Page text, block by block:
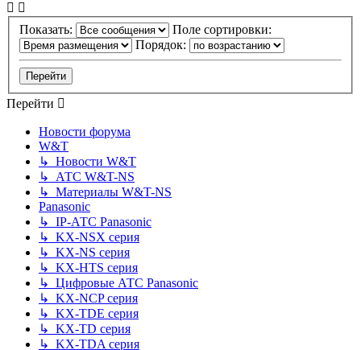
Показать:
Поле сортировки:
Порядок:
Перейти
Новости форума
W&T
↳ Новости W&T
↳ АТС W&T-NS
↳ Материалы W&T-NS
Panasonic
↳ IP-АТС Panasonic
↳ KX-NSX серия
↳ KX-NS серия
↳ KX-HTS серия
↳ Цифровые АТС Panasonic
↳ KX-NCP серия
↳ KX-TDE серия
↳ KX-TD серия
↳ KX-TDA серия